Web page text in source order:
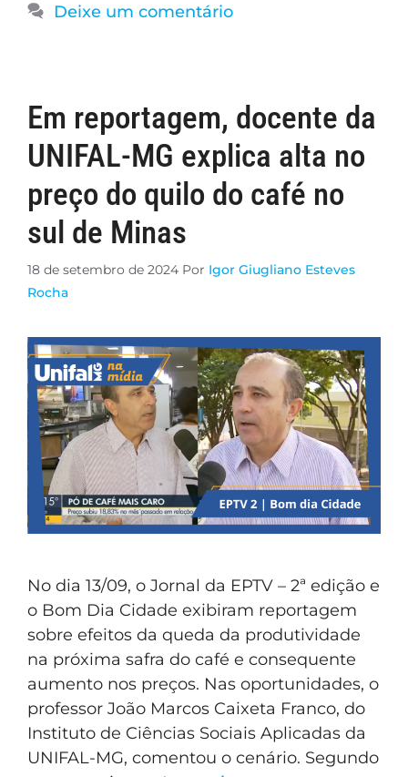
Deixe um comentário
Em reportagem, docente da
UNIFAL-MG explica alta no
preço do quilo do café no
sul de Minas
18 de setembro de 2024 Por Igor Giugliano Esteves
Rocha
No dia 13/09, o Jornal da EPTV – 2ª edição e
o Bom Dia Cidade exibiram reportagem
sobre efeitos da queda da produtividade
na próxima safra do café e consequente
aumento nos preços. Nas oportunidades, o
professor João Marcos Caixeta Franco, do
Instituto de Ciências Sociais Aplicadas da
UNIFAL-MG, comentou o cenário. Segundo